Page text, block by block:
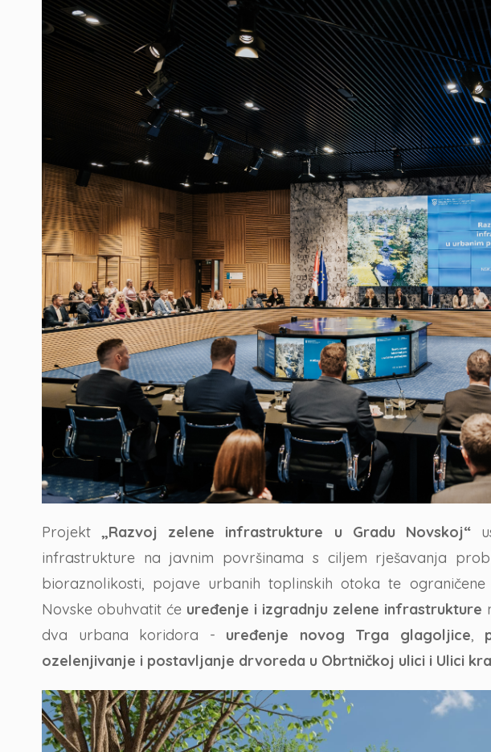
Projekt„Razvoj zelene infrastrukture u Gradu Novskoj“
infrastrukture na javnim površinama s ciljem rješavanja
bioraznolikosti, pojave urbanih toplinskih otoka te
Novske obuhvatit će uređenje i izgradnju zelene infrastrukture
dva urbana koridora - uređenje novog Trga glagoljice,
ozelenjivanje i postavljanje drvoreda u Obrtničkoj ulici i Ulici